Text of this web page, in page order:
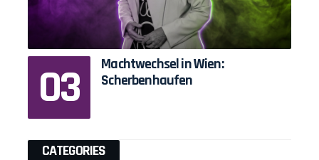
Machtwechsel in Wien:
Scherbenhaufen
CATEGORIES